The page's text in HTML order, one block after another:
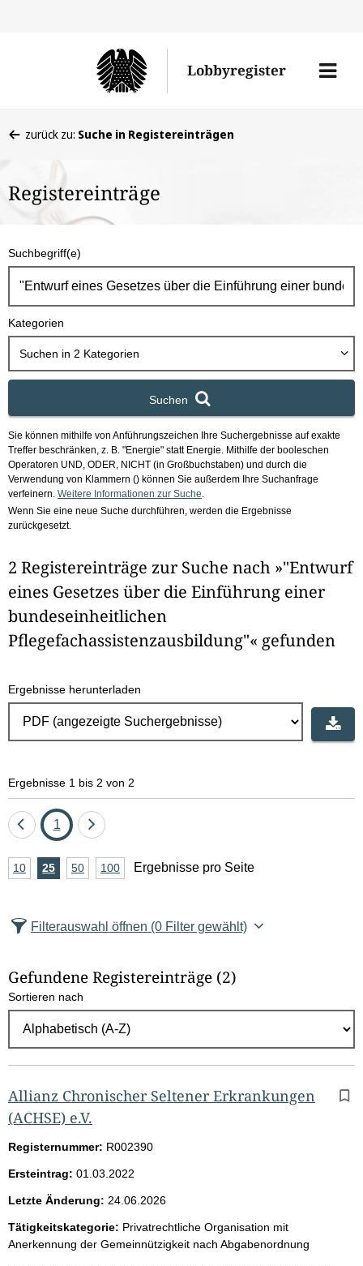
den
Lobbyregister
Menü
befinden
hier:
zurück zu: Suche in Registereinträgen
Registereinträge
u
h
b
x
Suchbegriff(e)
Kategorien
Suchen in 2 Kategorien
Suchen
Sie können mithilfe von Anführungszeichen Ihre Suchergebnisse auf exakte
Treffer beschränken, z. B. "Energie" statt Energie. Mithilfe der booleschen
Operatoren UND, ODER, NICHT (in Großbuchstaben) und durch die
Verwendung von Klammern () können Sie außerdem Ihre Suchanfrage
verfeinern. Weitere Informationen zur Suche
Wenn Sie eine neue Suche durchführen, werden die Ergebnisse
zurückgesetzt.
2 Registereinträge zur Suche nach »"Entwurf
eines Gesetzes über die Einführung einer
bundeseinheitlichen
Pflegefachassistenzausbildung"« gefunden
Ergebnisse herunterladen
Ergebnisse 1 bis 2 von 2
Eine
zurück
Seite
1
Eine
vor
A
z
l
E
g
e
b
n
i
e
p
r
10Ergebnisse
25Ergebnisse
50Ergebnisse
100Ergebnisse
Ergebnisse pro Seite
Filterauswahl öffnen (0 Filter gewählt)
Gefundene Registereinträge (2)
Sortieren nach
Allianz Chronischer Seltener Erkrankungen
(ACHSE) e.V.
Registernummer: R002390
Ersteintrag: 01.03.2022
Letzte Änderung: 24.06.2026
Tätigkeitskategorie: Privatrechtliche Organisation mit
Anerkennung der Gemeinnützigkeit nach Abgabenordnung